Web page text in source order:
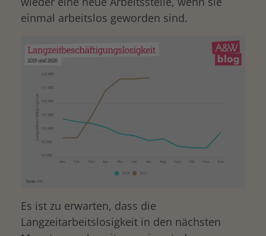
einmal arbeitslos geworden sind.
Es ist zu erwarten, dass die
Langzeitarbeitslosigkeit in den nächsten